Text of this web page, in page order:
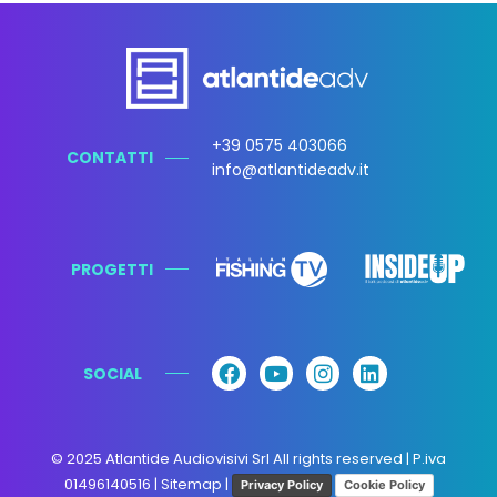
CONTATTI
+39 0575 403066
info@atlantideadv.it
PROGETTI
SOCIAL
© 2025 Atlantide Audiovisivi Srl All rights reserved | P.iva
01496140516 | Sitemap | Privacy Policy Cookie Policy